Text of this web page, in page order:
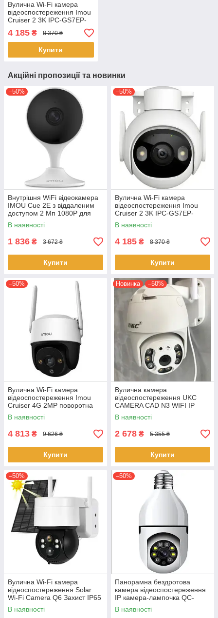
Вулична Wi-Fi камера
відеоспостереження Imou
Cruiser 2 3K IPC-GS7EP-
5M0WE 5 МП 2880×1620
поворотна 340° Біла
4 185 ₴ 8 370 ₴
Купити
Акційні пропозиції та новинки
–50%
Внутрішня WiFi відеокамера
IMOU Cue 2E з віддаленим
доступом 2 Мп 1080P для
iOS та Android Відео няня
В наявності
1 836 ₴ 3 672 ₴
Купити
–50%
Вулична Wi-Fi камера
відеоспостереження Imou
Cruiser 2 3K IPC-GS7EP-
5M0WE 5 МП 2880×1620
поворотна 340° Біла
В наявності
4 185 ₴ 8 370 ₴
Купити
–50%
Вулична Wi-Fi камера
відеоспостереження Imou
Cruiser 4G 2MP поворотна
355° Full HD Сирена Біла
В наявності
4 813 ₴ 9 626 ₴
Купити
Новинка –50%
Вулична камера
відеоспостереження UKC
CAMERA CAD N3 WIFI IP
поворотна з віддаленим
доступом
В наявності
2 678 ₴ 5 355 ₴
Купити
–50%
Вулична Wi-Fi камера
відеоспостереження Solar
Wi-Fi Camera Q6 Захист IP65
Сонячна батарея Білий
В наявності
–50%
Панорамна бездротова
камера відеоспостереження
IP камера-лампочка QC-
ZR006 WiFi камера в патрон
E27 White
В наявності